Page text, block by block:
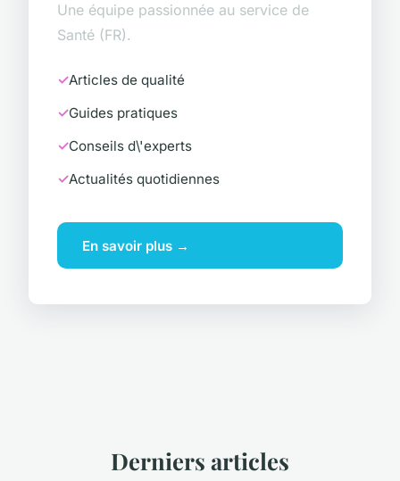
Une équipe passionnée au service de
Santé (FR).
Articles de qualité
Guides pratiques
Conseils d\'experts
Actualités quotidiennes
En savoir plus →
Derniers articles